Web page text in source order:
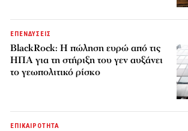
ΕΠΕΝΔΥΣΕΙΣ
BlackRock: Η πώληση ευρώ από τις
ΗΠΑ για τη στήριξη του γεν αυξάνει
το γεωπολιτικό ρίσκο
ΕΠΙΚΑΙΡΟΤΗΤΑ